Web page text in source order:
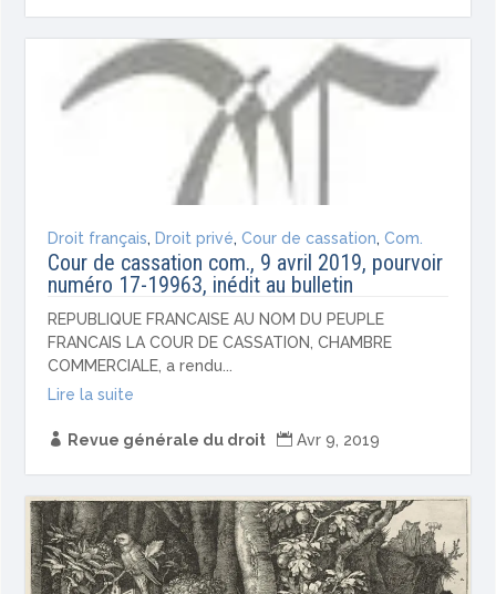
Droit français, Droit privé,Cour de cassation,Com.
Cour de cassation com., 9 avril 2019, pourvoir
numéro 17-19963, inédit au bulletin
REPUBLIQUE FRANCAISE AU NOM DU PEUPLE
FRANCAIS LA COUR DE CASSATION, CHAMBRE
COMMERCIALE, a rendu...
Lire la suite
 Revue générale du droit  Avr 9, 2019